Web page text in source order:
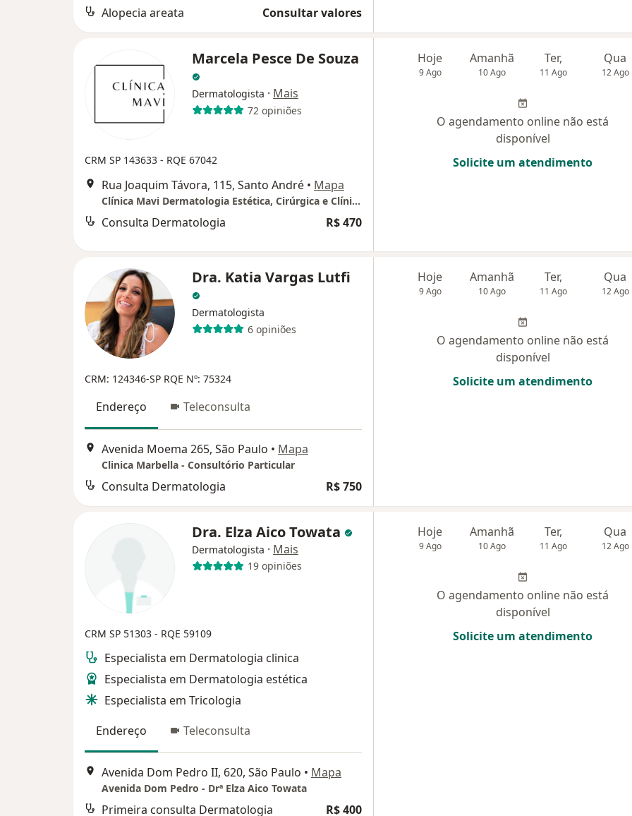
Alopecia areata Consultar valores
Marcela Pesce De Souza
Dermatologista · Mais
72 opiniões
CRM SP 143633 - RQE 67042
Rua Joaquim Távora, 115, Santo André • Mapa
Clínica Mavi Dermatologia Estética, Cirúrgica e Clínica
Consulta Dermatologia R$ 470
Hoje
9 Ago
Amanhã
10 Ago
Ter,
11 Ago
Qua
12 Ago
O agendamento online não está
disponível
Solicite um atendimento
Dra. Katia Vargas Lutfi
Dermatologista
6 opiniões
CRM: 124346-SP RQE Nº: 75324
Endereço Teleconsulta
Avenida Moema 265, São Paulo • Mapa
Clinica Marbella - Consultório Particular
Consulta Dermatologia R$ 750
Hoje
9 Ago
Amanhã
10 Ago
Ter,
11 Ago
Qua
12 Ago
O agendamento online não está
disponível
Solicite um atendimento
Dra. Elza Aico Towata
Dermatologista · Mais
19 opiniões
CRM SP 51303 - RQE 59109
Especialista em Dermatologia clinica
Especialista em Dermatologia estética
Especialista em Tricologia
Endereço
Teleconsulta
Avenida Dom Pedro II, 620, São Paulo • Mapa
Avenida Dom Pedro - Drª Elza Aico Towata
Primeira consulta Dermatologia R$ 400
Hoje
9 Ago
Amanhã
10 Ago
Ter,
11 Ago
Qua
12 Ago
O agendamento online não está
disponível
Solicite um atendimento